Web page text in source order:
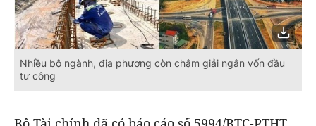
Nhiều bộ ngành, địa phương còn chậm giải ngân vốn đầu
tư công